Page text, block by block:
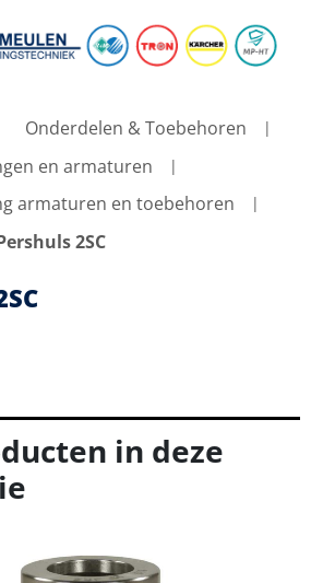
Onderdelen & Toebehoren
en armaturen
armaturen en toebehoren
2SC
in deze